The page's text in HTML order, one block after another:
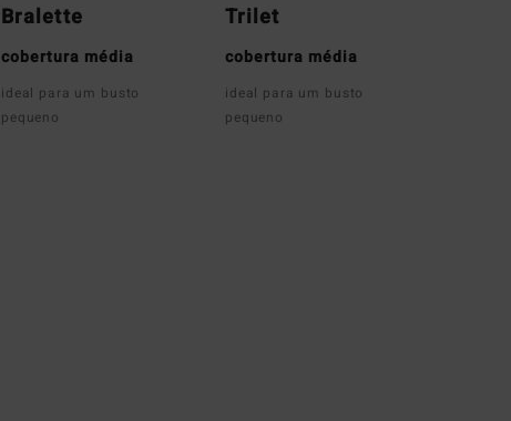
Bralette
cobertura média
ideal para um busto
pequeno
Trilet
cobertura média
ideal para um busto
pequeno